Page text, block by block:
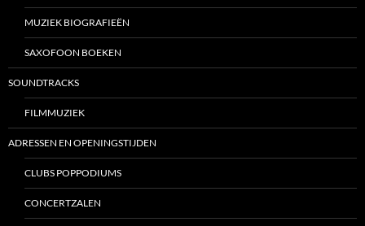
MUZIEK BIOGRAFIEËN
SAXOFOON BOEKEN
SOUNDTRACKS
FILMMUZIEK
ADRESSEN EN OPENINGSTIJDEN
CLUBS POPPODIUMS
CONCERTZALEN